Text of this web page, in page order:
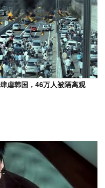
虐韩国，46万人被隔离观